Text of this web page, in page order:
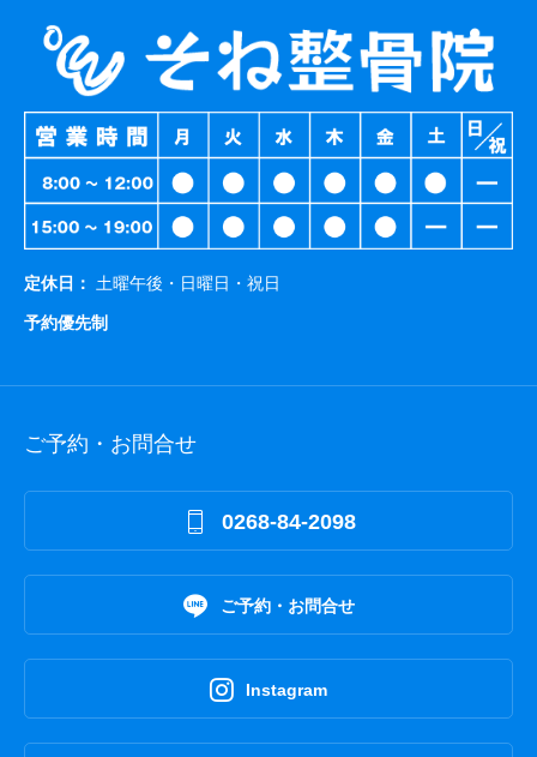
定休日： 土曜午後・日曜日・祝日
予約優先制
ご予約・お問合せ
 0268-84-2098
 ご予約・お問合せ
 Instagram